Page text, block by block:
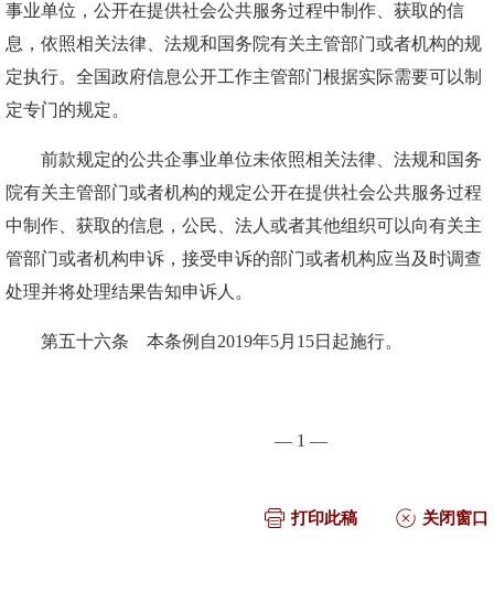
事业单位，公开在提供社会公共服务过程中制作、获取的信
息，依照相关法律、法规和国务院有关主管部门或者机构的规
定执行。全国政府信息公开工作主管部门根据实际需要可以制
定专门的规定。
前款规定的公共企事业单位未依照相关法律、法规和国务
院有关主管部门或者机构的规定公开在提供社会公共服务过程
中制作、获取的信息，公民、法人或者其他组织可以向有关主
管部门或者机构申诉，接受申诉的部门或者机构应当及时调查
处理并将处理结果告知申诉人。
第五十六条 本条例自2019年5月15日起施行。
— 1 —
打印此稿 关闭窗口